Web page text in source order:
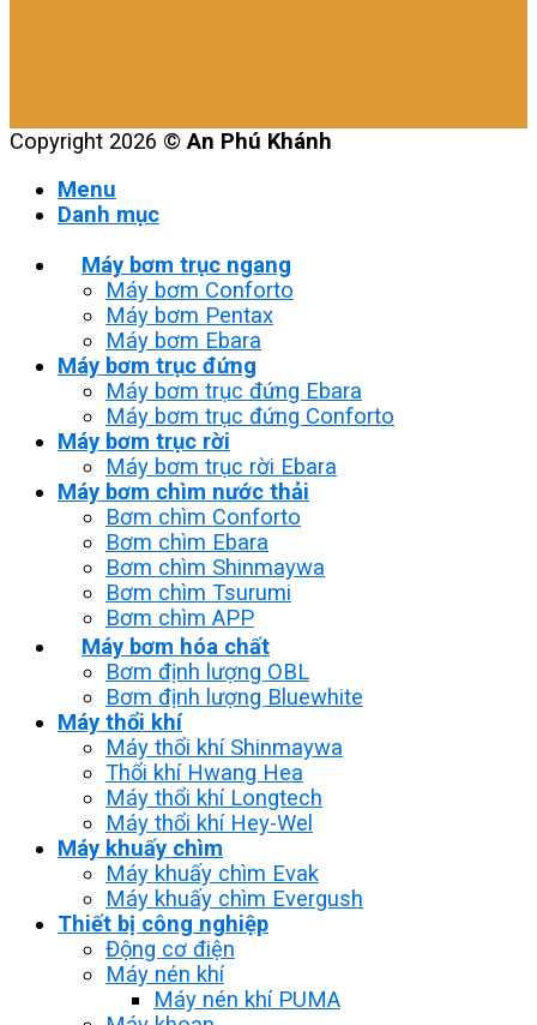
Copyright 2026 ©An Phú Khánh
Menu
Danh mục
Máy bơm trục ngang
Máy bơm Conforto
Máy bơm Pentax
Máy bơm Ebara
Máy bơm trục đứng
Máy bơm trục đứng Ebara
Máy bơm trục đứng Conforto
Máy bơm trục rời
Máy bơm trục rời Ebara
Máy bơm chìm nước thải
Bơm chìm Conforto
Bơm chìm Ebara
Bơm chìm Shinmaywa
Bơm chìm Tsurumi
Bơm chìm APP
Máy bơm hóa chất
Bơm định lượng OBL
Bơm định lượng Bluewhite
Máy thổi khí
Máy thổi khí Shinmaywa
Thổi khí Hwang Hea
Máy thổi khí Longtech
Máy thổi khí Hey-Wel
Máy khuấy chìm
Máy khuấy chìm Evak
Máy khuấy chìm Evergush
Thiết bị công nghiệp
Động cơ điện
Máy nén khí
Máy nén khí PUMA